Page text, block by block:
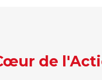
de